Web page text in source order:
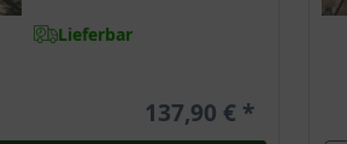
(Magnoliaceae). Sie gilt als älteste
an der Organisation ihrer
Lieferbar
137,90 €